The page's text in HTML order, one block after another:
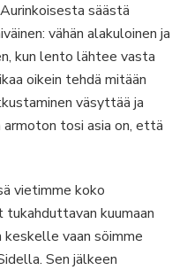
säästä
vähän alakuloinen ja
kun lento lähtee vasta
oikein tehdä mitään
väsyttää ja
tosi asia on, että
vietimme koko
kuumaan
vaan söimme
Sen jälkeen